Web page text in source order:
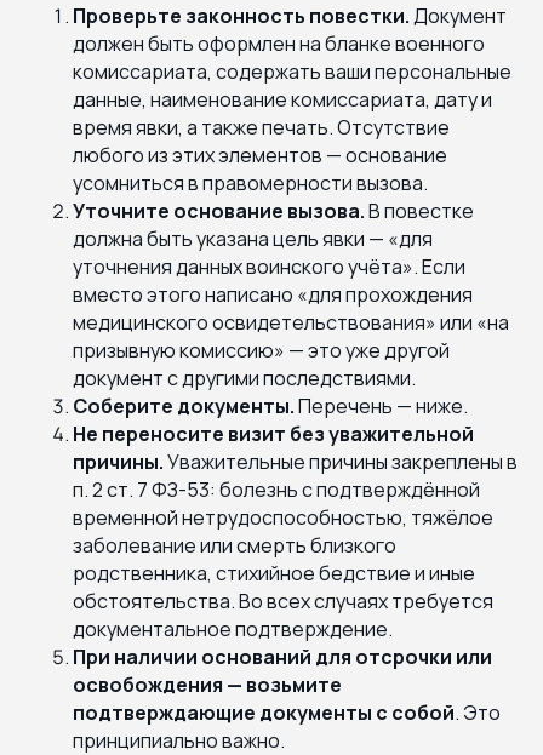
Проверьте законность повестки.Документ
должен быть оформлен на бланке военного
комиссариата, содержать ваши персональные
данные, наименование комиссариата, дату и
время явки, а также печать. Отсутствие
любого из этих элементов — основание
усомниться в правомерности вызова.
Уточните основание вызова.В повестке
должна быть указана цель явки — «для
уточнения данных воинского учёта». Если
вместо этого написано «для прохождения
медицинского освидетельствования» или «на
призывную комиссию» — это уже другой
документ с другими последствиями.
Соберите документы.Перечень — ниже.
Не переносите визит без уважительной
причины.Уважительные причины закреплены в
п. 2 ст. 7 ФЗ-53: болезнь с подтверждённой
временной нетрудоспособностью, тяжёлое
заболевание или смерть близкого
родственника, стихийное бедствие и иные
обстоятельства. Во всех случаях требуется
документальное подтверждение.
При наличии оснований для отсрочки или
освобождения — возьмите
подтверждающие документы с собой. Это
принципиально важно.